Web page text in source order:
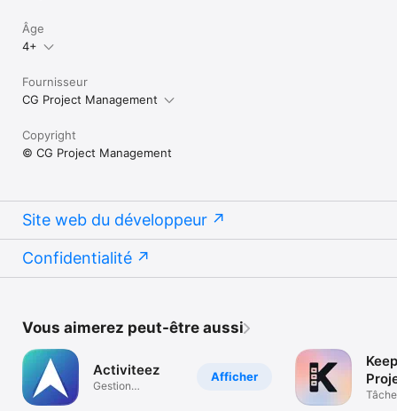
Âge
4+
Fournisseur
CG Project Management
Copyright
© CG Project Management
Site web du développeur
Confidentialité
Vous aimerez peut-être aussi
Afficher
Activiteez
Gestion